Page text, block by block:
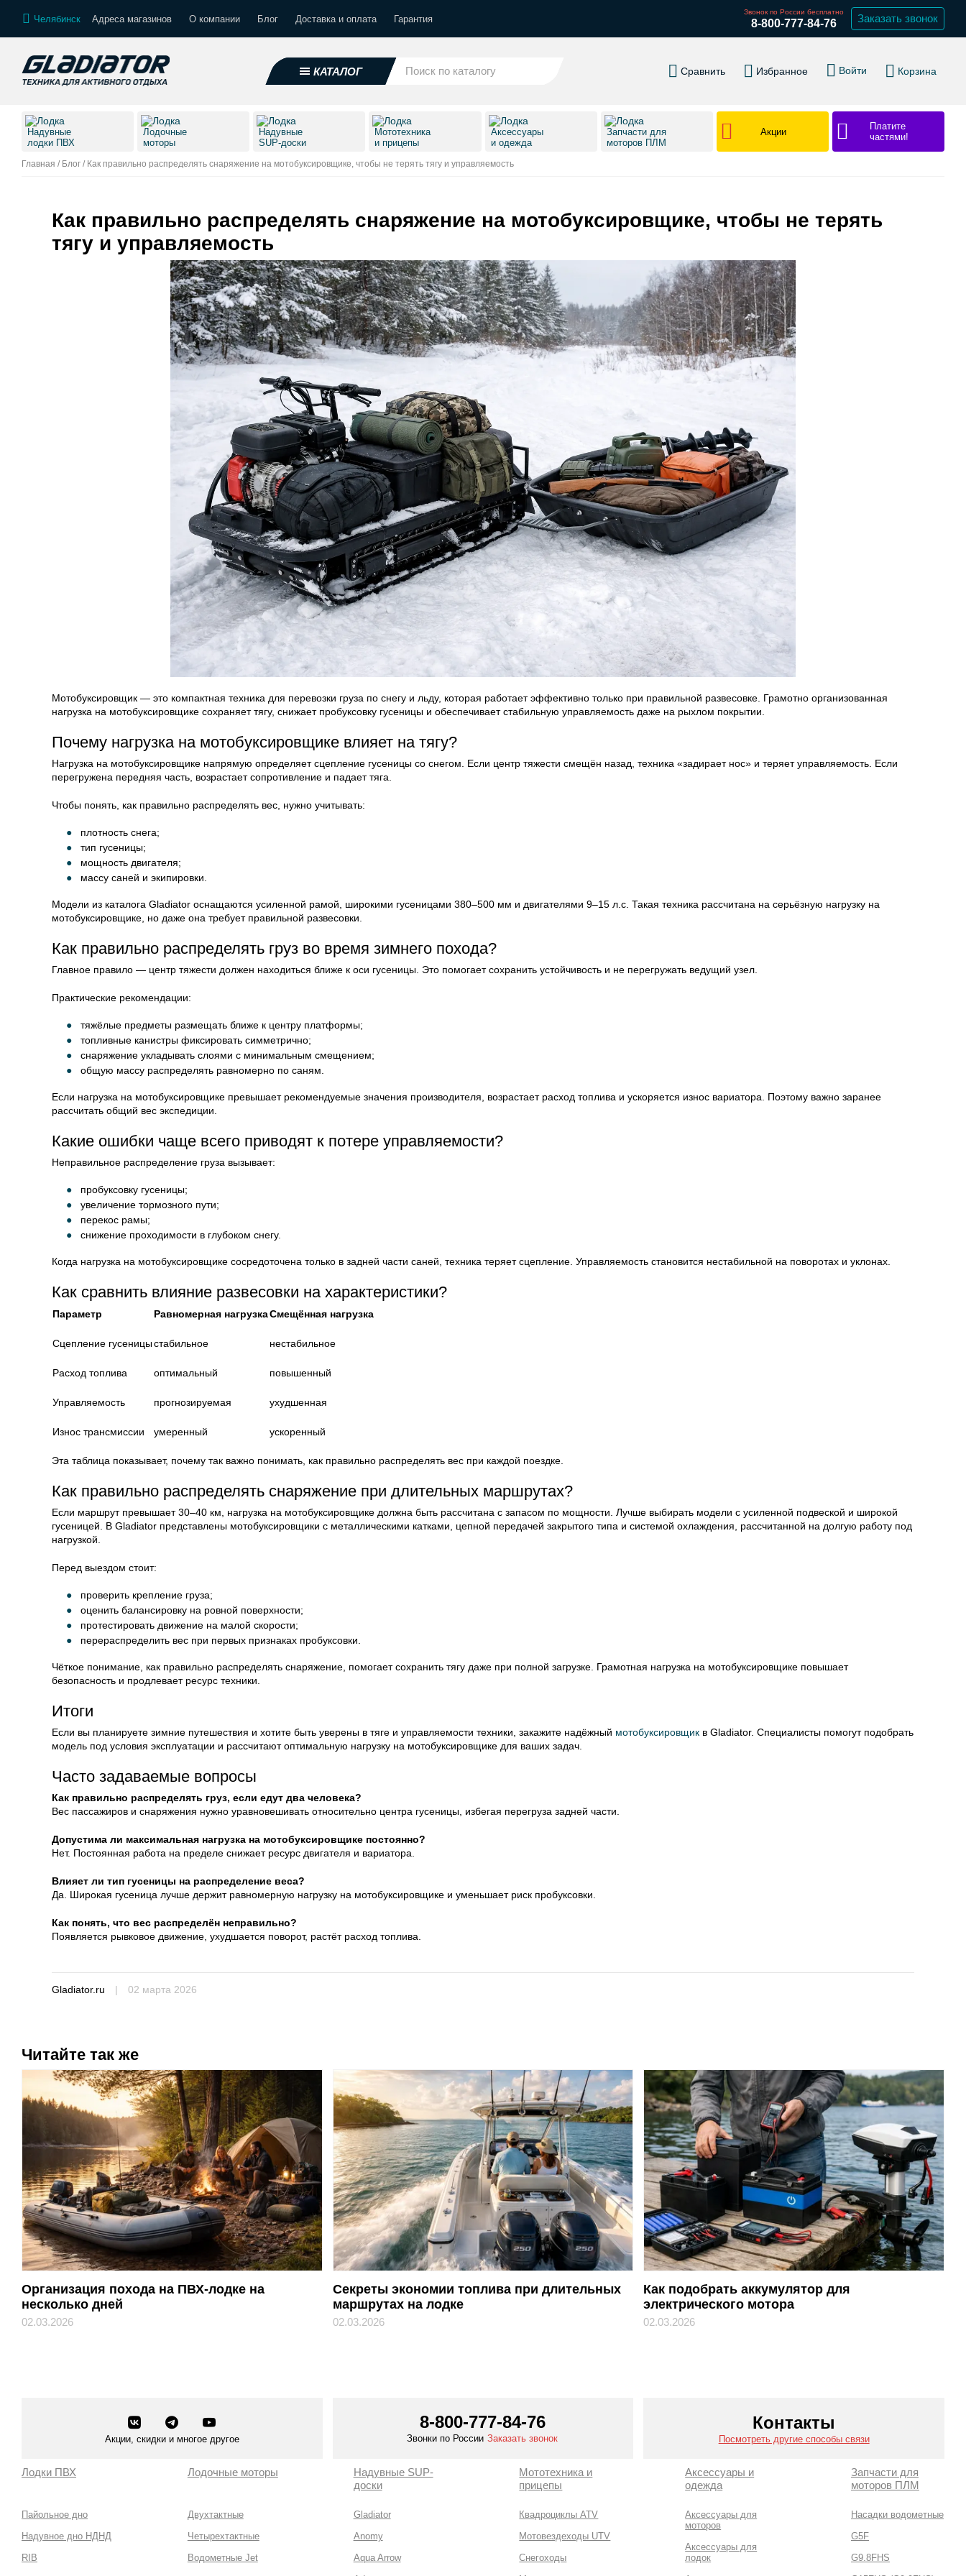
Челябинск Адреса магазинов О компании Блог Доставка и оплата Гарантия
Звонок по России бесплатно
8-800-777-84-76 Заказать звонок
КАТАЛОГ Сравнить Избранное Войти Корзина
Надувные
лодки ПВХ
Лодочные
моторы
Надувные
SUP-доски
Мототехника
и прицепы
Аксессуары
и одежда
Запчасти для
моторов ПЛМ
Акции
Платите
частями!
Главная / Блог / Как правильно распределять снаряжение на мотобуксировщике, чтобы не терять тягу и управляемость
Как правильно распределять снаряжение на мотобуксировщике, чтобы не терять
тягу и управляемость
Мотобуксировщик — это компактная техника для перевозки груза по снегу и льду, которая работает эффективно только при правильной развесовке. Грамотно организованная
нагрузка на мотобуксировщике сохраняет тягу, снижает пробуксовку гусеницы и обеспечивает стабильную управляемость даже на рыхлом покрытии.
Почему нагрузка на мотобуксировщике влияет на тягу?
Нагрузка на мотобуксировщике напрямую определяет сцепление гусеницы со снегом. Если центр тяжести смещён назад, техника «задирает нос» и теряет управляемость. Если
перегружена передняя часть, возрастает сопротивление и падает тяга.
Чтобы понять, как правильно распределять вес, нужно учитывать:
плотность снега;
тип гусеницы;
мощность двигателя;
массу саней и экипировки.
Модели из каталога Gladiator оснащаются усиленной рамой, широкими гусеницами 380–500 мм и двигателями 9–15 л.с. Такая техника рассчитана на серьёзную нагрузку на
мотобуксировщике, но даже она требует правильной развесовки.
Как правильно распределять груз во время зимнего похода?
Главное правило — центр тяжести должен находиться ближе к оси гусеницы. Это помогает сохранить устойчивость и не перегружать ведущий узел.
Практические рекомендации:
тяжёлые предметы размещать ближе к центру платформы;
топливные канистры фиксировать симметрично;
снаряжение укладывать слоями с минимальным смещением;
общую массу распределять равномерно по саням.
Если нагрузка на мотобуксировщике превышает рекомендуемые значения производителя, возрастает расход топлива и ускоряется износ вариатора. Поэтому важно заранее
рассчитать общий вес экспедиции.
Какие ошибки чаще всего приводят к потере управляемости?
Неправильное распределение груза вызывает:
пробуксовку гусеницы;
увеличение тормозного пути;
перекос рамы;
снижение проходимости в глубоком снегу.
Когда нагрузка на мотобуксировщике сосредоточена только в задней части саней, техника теряет сцепление. Управляемость становится нестабильной на поворотах и уклонах.
Как сравнить влияние развесовки на характеристики?
Параметр Равномерная нагрузкаСмещённая нагрузка
Сцепление гусеницыстабильное нестабильное
Расход топлива оптимальный повышенный
Управляемость прогнозируемая ухудшенная
Износ трансмиссии умеренный ускоренный
Эта таблица показывает, почему так важно понимать, как правильно распределять вес при каждой поездке.
Как правильно распределять снаряжение при длительных маршрутах?
Если маршрут превышает 30–40 км, нагрузка на мотобуксировщике должна быть рассчитана с запасом по мощности. Лучше выбирать модели с усиленной подвеской и широкой
гусеницей. В Gladiator представлены мотобуксировщики с металлическими катками, цепной передачей закрытого типа и системой охлаждения, рассчитанной на долгую работу под
нагрузкой.
Перед выездом стоит:
проверить крепление груза;
оценить балансировку на ровной поверхности;
протестировать движение на малой скорости;
перераспределить вес при первых признаках пробуксовки.
Чёткое понимание, как правильно распределять снаряжение, помогает сохранить тягу даже при полной загрузке. Грамотная нагрузка на мотобуксировщике повышает
безопасность и продлевает ресурс техники.
Итоги
Если вы планируете зимние путешествия и хотите быть уверены в тяге и управляемости техники, закажите надёжный мотобуксировщик в Gladiator. Специалисты помогут подобрать
модель под условия эксплуатации и рассчитают оптимальную нагрузку на мотобуксировщике для ваших задач.
Часто задаваемые вопросы
Как правильно распределять груз, если едут два человека?
Вес пассажиров и снаряжения нужно уравновешивать относительно центра гусеницы, избегая перегруза задней части.
Допустима ли максимальная нагрузка на мотобуксировщике постоянно?
Нет. Постоянная работа на пределе снижает ресурс двигателя и вариатора.
Влияет ли тип гусеницы на распределение веса?
Да. Широкая гусеница лучше держит равномерную нагрузку на мотобуксировщике и уменьшает риск пробуксовки.
Как понять, что вес распределён неправильно?
Появляется рывковое движение, ухудшается поворот, растёт расход топлива.
Gladiator.ru | 02 марта 2026
Читайте так же
Организация похода на ПВХ-лодке на
несколько дней
02.03.2026
Секреты экономии топлива при длительных
маршрутах на лодке
02.03.2026
Как подобрать аккумулятор для
электрического мотора
02.03.2026
Акции, скидки и многое другое
8-800-777-84-76
Звонки по России Заказать звонок
Контакты
Посмотреть другие способы связи
Лодки ПВХ
Пайольное дно
Надувное дно НДНД
RIB
Лодочные моторы
Двухтактные
Четырехтактные
Водометные Jet
Надувные SUP-
доски
Gladiator
Anomy
Aqua Arrow
Мототехника и
прицепы
Квадроциклы ATV
Мотовездеходы UTV
Снегоходы
Аксессуары и
одежда
Аксессуары для
моторов
Аксессуары для
лодок
Запчасти для
моторов ПЛМ
Насадки водометные
G5F
G9.8FHS